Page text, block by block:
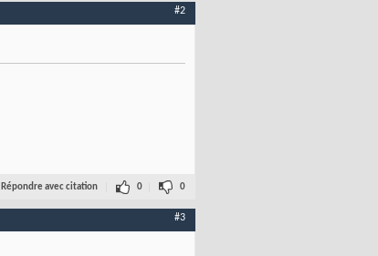
#2
Répondre avec citation 0 0
#3